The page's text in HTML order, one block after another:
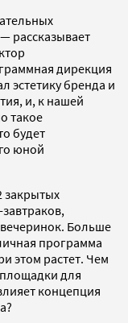
рассказывает
дирекция
эстетику бренда и
и, к нашей
такое
будет
юной
закрытых
Больше
программа
этом растет. Чем
для
концепция